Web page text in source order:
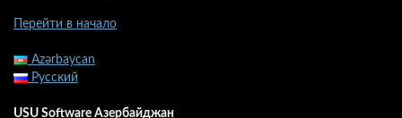
Перейти в начало
Azərbaycan
Русский
USU Software Азербайджан